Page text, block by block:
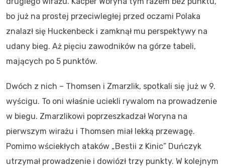
bo już na prostej przeciwległej przed oczami Polaka
znalazł się Huckenbeck i zamknął mu perspektywy na
udany bieg. Aż pięciu zawodników na górze tabeli,
mających po 5 punktów.
Dwóch z nich – Thomsen i Zmarzlik, spotkali się już w 9.
wyścigu. To oni właśnie uciekli rywalom na prowadzenie
w biegu. Zmarzlikowi poprzeszkadzał Woryna na
pierwszym wirażu i Thomsen miał lekką przewagę.
Pomimo wściekłych ataków „Bestii z Kinic” Duńczyk
utrzymał prowadzenie i dowiózł trzy punkty. W kolejnym